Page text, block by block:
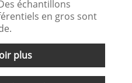
échantillons
en gros sont
plus